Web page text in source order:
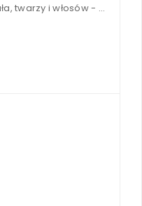
Superkostka myjąca - do ciała, twarzy i włosów - Mydlarnia Cztery Szpaki 75g